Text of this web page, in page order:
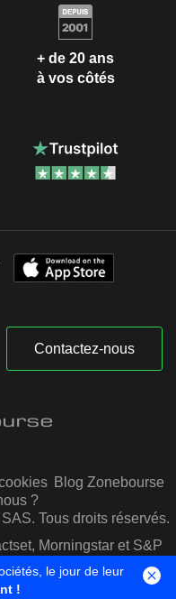
+ de 20 ans
à vos côtés
Contactez-nous
Blog Zonebourse
?
Tous droits réservés.
Morningstar et S&P
le jour de leur
!